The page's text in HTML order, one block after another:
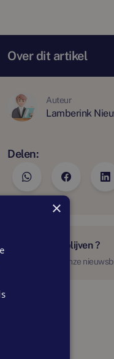
Over dit artikel
Auteur
Lamberink
Delen:
Op de hoogte blijven ?
Schrijf je in voor onze
×